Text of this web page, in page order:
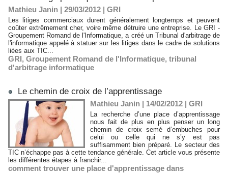
Mathieu Janin | 29/03/2012 | GRI
Les litiges commerciaux durent généralement longtemps et peuvent
coûter extrêmement cher, voire même détruire une entreprise. Le GRI -
Groupement Romand de l'Informatique, a créé un Tribunal d'arbitrage de
l'informatique appelé à statuer sur les litiges dans le cadre de solutions
liées aux TIC...
GRI, Groupement Romand de l'Informatique, tribunal
d'arbitrage informatique
Le chemin de croix de l’apprentissage
Mathieu Janin | 14/02/2012 | GRI
La recherche d’une place d’apprentissage
nous fait de plus en plus penser un long
chemin de croix semé d’embuches pour
celui ou celle qui ne s’y est pas
suffisamment bien préparé. Le secteur des
TIC n’échappe pas à cette tendance générale. Cet article vous présente
les différentes étapes à franchir...
comment trouver une place d'apprentissage dans